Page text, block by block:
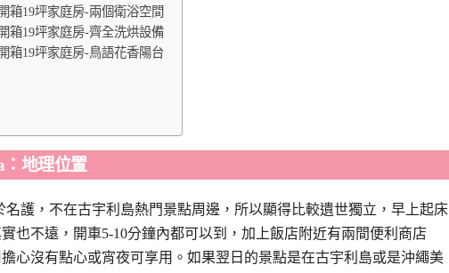
箱19坪家庭房-兩個衛浴空間
箱19坪家庭房-齊全洗烘設備
箱19坪家庭房-鳥語花香陽台
：地理位置
名護，不在古宇利島熱門景點周邊，所以顯得比較遺世獨立，早上起床
也不遠，開車5-10分鐘內都可以到，加上飯店附近有兩間便利商店
擔心沒有點心或宵夜可享用。如果翌日的景點是在古宇利島或是沖繩美